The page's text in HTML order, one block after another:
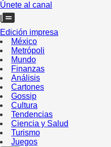
Únete al canal
Edición impresa
México
Metrópoli
Mundo
Finanzas
Análisis
Cartones
Gossip
Cultura
Tendencias
Ciencia y Salud
Turismo
Juegos